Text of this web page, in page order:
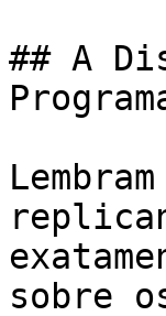
## A
sobre